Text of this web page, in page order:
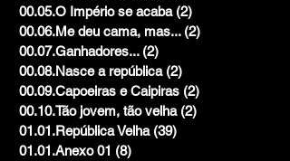
00.05.O Império se acaba (2)
00.06.Me deu cama, mas... (2)
00.07.Ganhadores... (2)
00.08.Nasce a república (2)
00.09.Capoeiras e Caipiras (2)
00.10.Tão jovem, tão velha (2)
01.01.República Velha (39)
01.01.Anexo 01 (8)